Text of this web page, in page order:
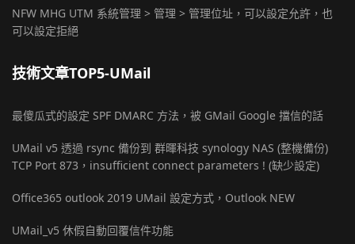
NFW MHG UTM 系統管理 > 管理 > 管理位址，可以設定允許，也
可以設定拒絕
技術文章TOP5-UMail
最傻瓜式的設定 SPF DMARC 方法，被 GMail Google 擋信的話
UMail v5 透過 rsync 備份到 群暉科技 synology NAS (整機備份)
TCP Port 873，insufficient connect parameters ! (缺少設定)
Office365 outlook 2019 UMail 設定方式，Outlook NEW
UMail_v5 休假自動回覆信件功能